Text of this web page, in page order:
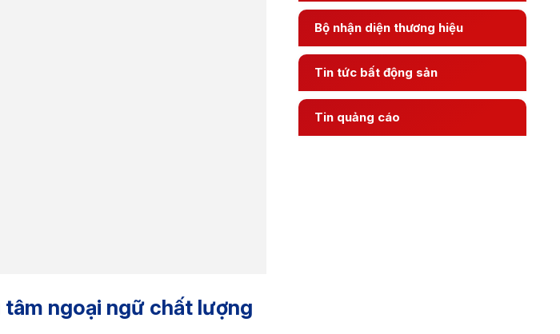
ngoại ngữ chất lượng
Bộ nhận diện thương hiệu
Tin tức bất động sản
Tin quảng cáo